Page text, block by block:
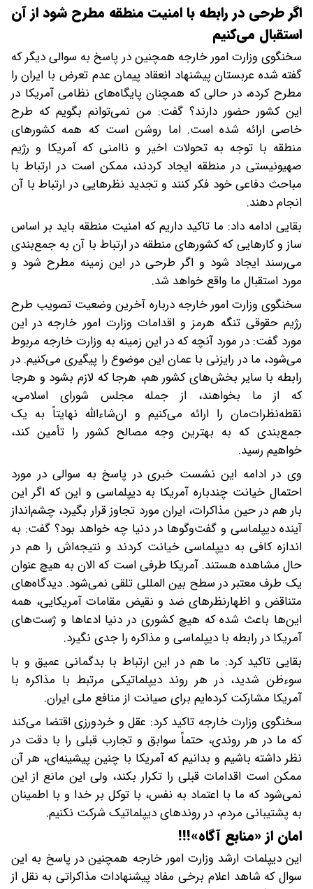
اگر طرحی در رابطه با امنیت منطقه مطرح شود از آن
استقبال می‌کنیم
سخنگوی وزارت امور خارجه همچنین در پاسخ به سوالی دیگر که
گفته شده عربستان پیشنهاد انعقاد پیمان عدم تعرض با ایران را
مطرح کرده، در حالی که همچنان پایگاه‌های نظامی آمریکا در
این کشور حضور دارند؟ گفت: من نمی‌توانم بگویم که طرح
خاصی ارائه شده است. اما روشن است که همه کشورهای
منطقه با توجه به تحولات اخیر و ناامنی که آمریکا و رژیم
صهیونیستی در منطقه ایجاد کردند، ممکن است در ارتباط با
مباحث دفاعی خود فکر کنند و تجدید نظرهایی در ارتباط با آن
انجام دهند.
بقایی ادامه داد: ما تاکید داریم که امنیت منطقه باید بر اساس
ساز و کارهایی که کشورهای منطقه در ارتباط با آن به جمع‌بندی
می‌رسند ایجاد شود و اگر طرحی در این زمینه مطرح شود و
مورد استقبال ما واقع خواهد شد.
سخنگوی وزارت امور خارجه درباره آخرین وضعیت تصویب طرح
رژیم حقوقی تنگه هرمز و اقدامات وزارت امور خارجه در این
مورد گفت: در مورد آنچه که در این زمینه به وزارت خارجه مربوط
می‌شود، ما در رایزنی با عمان این موضوع را پیگیری می‌کنیم. در
رابطه با سایر بخش‌های کشور هم، هرجا که لازم بشود و هرجا
که از ما بخواهند، از جمله مجلس شورای اسلامی،
نقطه‌نظرات‌مان را ارائه می‌کنیم و ان‌شاءالله نهایتاً به یک
جمع‌بندی که به بهترین وجه مصالح کشور را تأمین کند،
خواهیم رسید.
وی در ادامه این نشست خبری در پاسخ به سوالی در مورد
احتمال خیانت چندباره آمریکا به دیپلماسی و این که اگر این
بار هم در حین مذاکرات، ایران مورد تجاوز قرار بگیرد، چشم‌انداز
آینده دیپلماسی و گفت‌وگوها در دنیا چه خواهد بود؟ گفت: به
اندازه کافی به دیپلماسی خیانت کردند و نتیجه‌اش را هم در
حال مشاهده هستند. آمریکا طرفی است که الان به هیچ عنوان
یک طرف معتبر در سطح بین المللی تلقی نمی‌شود. دیدگاه‌های
متناقض و اظهارنظرهای ضد و نقیض مقامات آمریکایی، همه
این‌ها باعث شده که هیچ کشوری در دنیا ادعاها و ژست‌های
آمریکا در رابطه با دیپلماسی و مذاکره را جدی نگیرد.
بقایی تاکید کرد: ما هم در این ارتباط با بدگمانی عمیق و با
سوءظن شدید، در هر روند دیپلماتیکی مرتبط با مذاکره با
آمریکا مشارکت کرده‌ایم برای صیانت از منافع ملی ایران.
سخنگوی وزارت خارجه تاکید کرد: عقل و خردورزی اقتضا می‌کند
که ما در هر روندی، حتماً سوابق و تجارب قبلی را با دقت در
نظر داشته باشیم و بدانیم که آمریکا با چنین پیشینه‌ای، هر آن
ممکن است اقدامات قبلی را تکرار بکند، ولی این مانع از این
نمی‌شود که ما با اعتماد به‌ نفس، با توکل بر خدا و با اطمینان
به پشتیبانی مردم، در روندهای دیپلماتیک شرکت نکنیم.
امان از «منابع آگاه»!!!
این دیپلمات ارشد وزارت امور خارجه همچنین در پاسخ به این
سوال که شاهد اعلام برخی مفاد پیشنهادات مذاکراتی به نقل از